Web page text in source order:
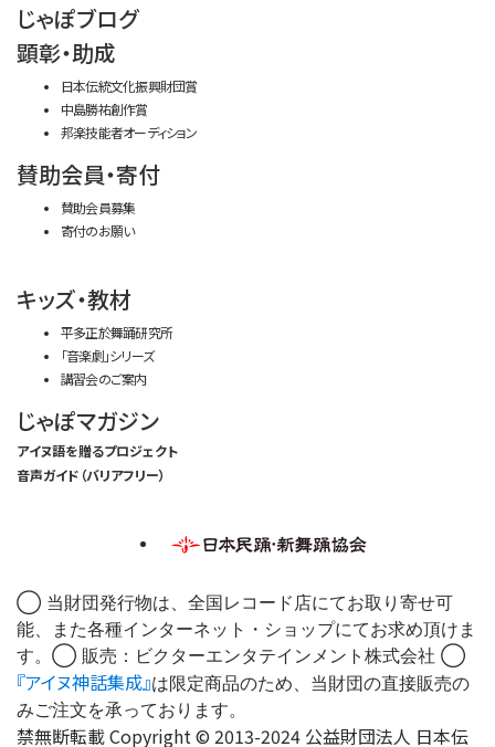
じゃぽブログ
顕彰・助成
日本伝統文化振興財団賞
中島勝祐創作賞
邦楽技能者オーディション
賛助会員・寄付
賛助会員募集
寄付のお願い
キッズ・教材
平多正於舞踊研究所
「音楽劇」シリーズ
講習会のご案内
じゃぽマガジン
アイヌ語を贈るプロジェクト
音声ガイド（バリアフリー）
◯ 当財団発行物は、全国レコード店にてお取り寄せ可
能、また各種インターネット・ショップにてお求め頂けま
す。◯ 販売：ビクターエンタテインメント株式会社 ◯
『アイヌ神話集成』は限定商品のため、当財団の直接販売の
みご注文を承っております。
禁無断転載 Copyright © 2013-2024 公益財団法人 日本伝